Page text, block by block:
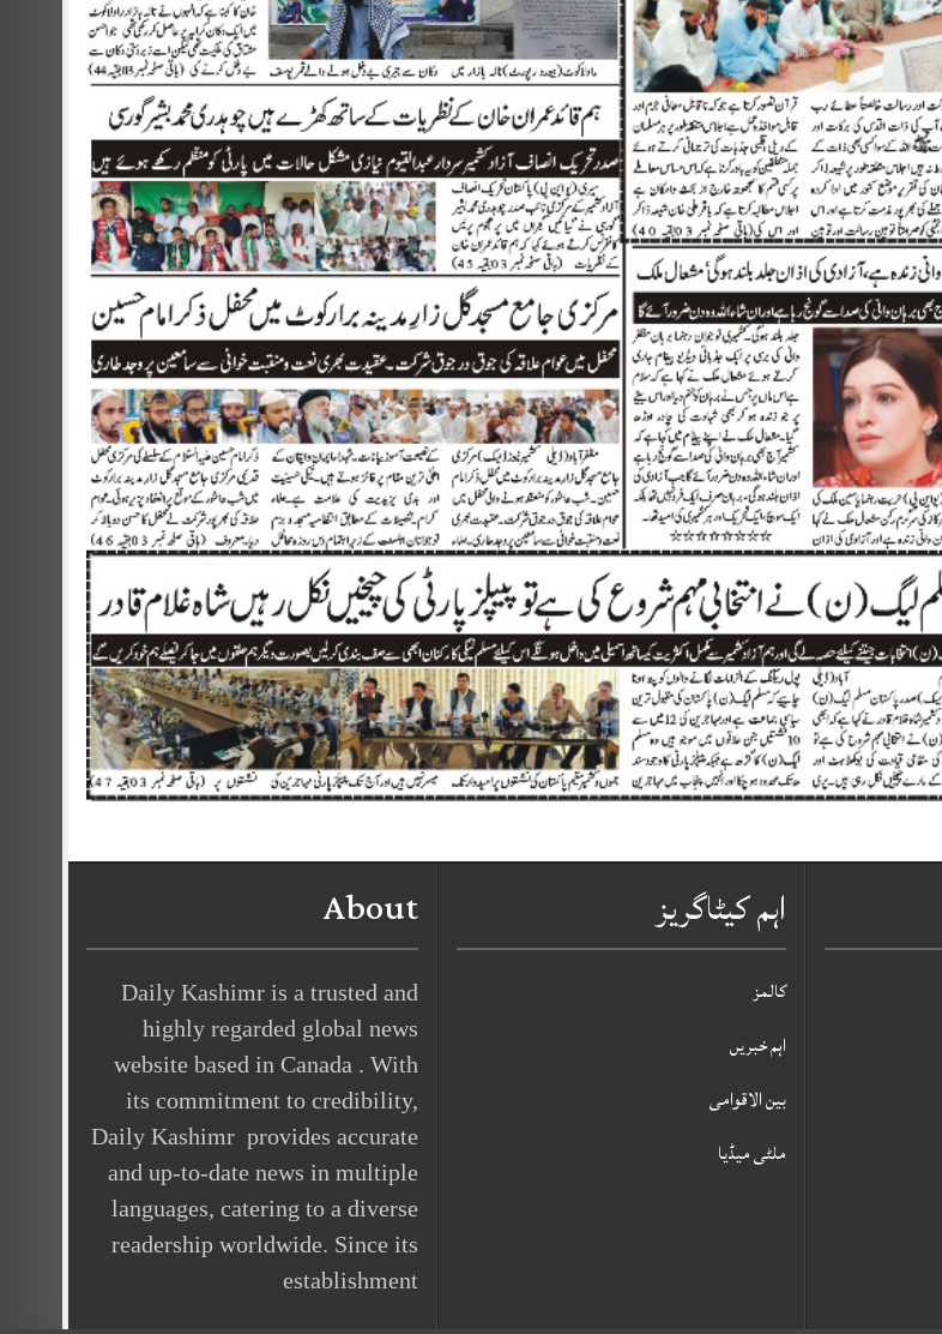
About
Daily Kashimr is a trusted and
highly regarded global news
website based in Canada . With
its commitment to credibility,
Daily Kashimr provides accurate
and up-to-date news in multiple
languages, catering to a diverse
readership worldwide. Since its
establishment
اہم کیٹاگریز
کالمز
اہم خبریں
بین الاقوامی
ملٹی میڈیا